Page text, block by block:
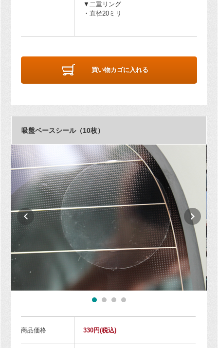
▼二重リング
・直径20ミリ
買い物カゴに入れる
吸盤ベースシール（10枚）
商品価格 330円(税込)